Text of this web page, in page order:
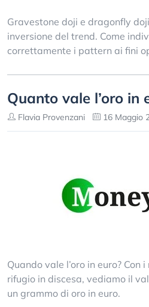
Gravestone doji e dragonfly
inversione del trend. Come
correttamente i pattern ai fini
Quanto vale l’oro in
Flavia Provenzani 16 Maggio
Quando vale l’oro in euro? Con
rifugio in discesa, vediamo il
un grammo di oro in euro.